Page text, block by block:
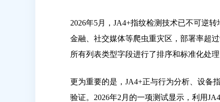
2026年5月，JA4+指纹检测技术已不可逆
金融、社交媒体等爬虫重灾区，部署率超
所有列表类型字段进行了排序和标准化处
更为重要的是，JA4+正与行为分析、设备
验证。2026年2月的一项测试显示，利用